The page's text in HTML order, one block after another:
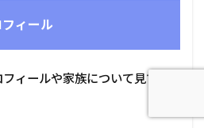
ィール
ィールや家族について見てみ